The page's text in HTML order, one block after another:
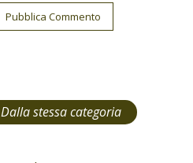
Dalla stessa categoria